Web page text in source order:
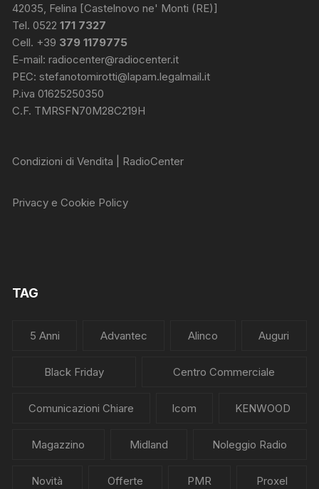
42035, Felina [Castelnovo ne' Monti (RE)]
Tel. 0522171 7327
Cell. +39 379 1179775
E-mail:radiocenter@radiocenter.it
PEC:stefanotomirotti@lapam.legalmail.it
P.iva 01625250350
C.F. TMRSFN70M28C219H
Condizioni di Vendita | RadioCenter
Privacy e Cookie Policy
TAG
5 Anni Advantec Alinco Auguri
Black Friday Centro Commerciale
Comunicazioni Chiare Icom KENWOOD
Magazzino Midland Noleggio Radio
Novità Offerte PMR Proxel